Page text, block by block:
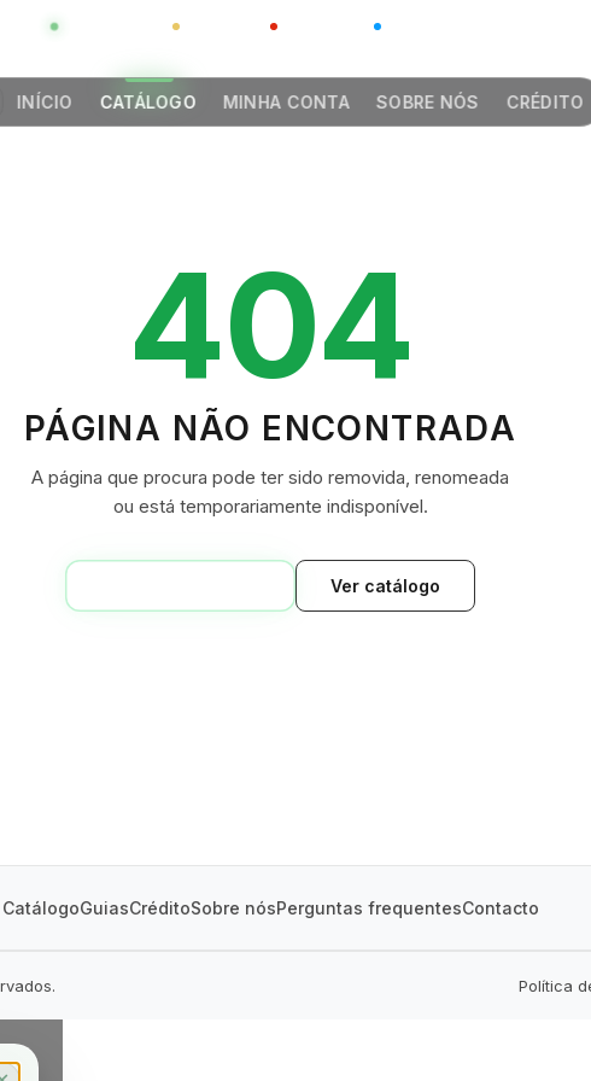
GLOBAL CHINA
INÍCIO CATÁLOGO MINHA CONTA SOBRE NÓS CRÉDITO
GREEN VILLAGE
404
PÁGINA NÃO ENCONTRADA
A página que procura pode ter sido removida, renomeada
ou está temporariamente indisponível.
Ver catálogo
CatálogoGuiasCréditoSobre nósPerguntas frequentesContacto
Política